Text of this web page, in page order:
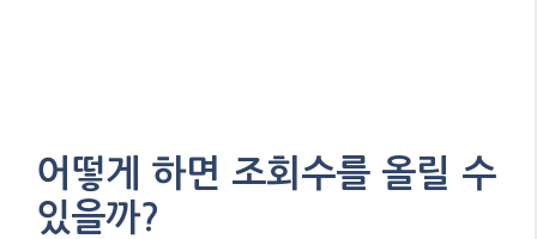
어떻게 하면 조회수를 올릴 수
있을까?